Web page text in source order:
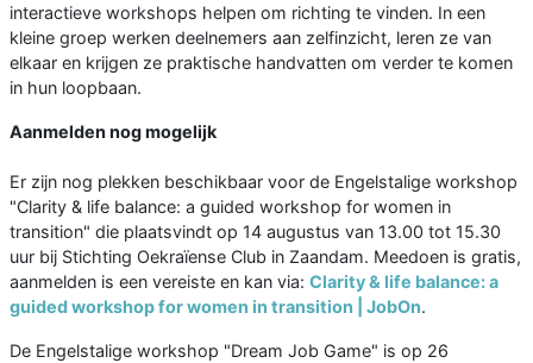
interactieve workshops helpen om richting te vinden. In een
kleine groep werken deelnemers aan zelfinzicht, leren ze van
elkaar en krijgen ze praktische handvatten om verder te komen
in hun loopbaan.
Aanmelden nog mogelijk
Er zijn nog plekken beschikbaar voor de Engelstalige workshop
"Clarity & life balance: a guided workshop for women in
transition" die plaatsvindt op 14 augustus van 13.00 tot 15.30
uur bij Stichting Oekraïense Club in Zaandam. Meedoen is gratis,
aanmelden is een vereiste en kan via: Clarity & life balance: a
guided workshop for women in transition | JobOn.
De Engelstalige workshop "Dream Job Game" is op 26